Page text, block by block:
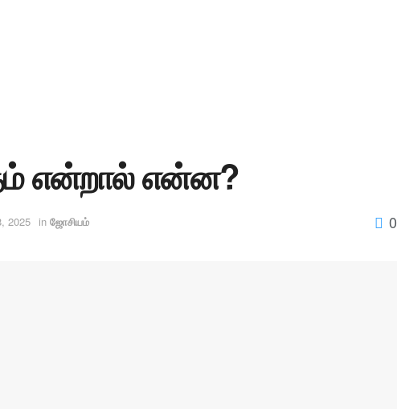
என்றால் என்ன?
2025 in ஜோசியம் 0